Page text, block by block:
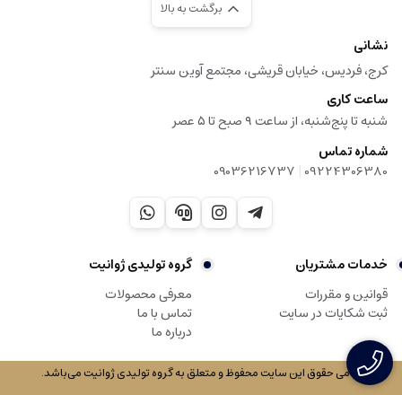
برگشت به بالا
نشانی
کرج، فردیس، خیابان قریشی، مجتمع آوین سنتر
ساعت کاری
شنبه تا پنج‌شنبه، از ساعت ۹ صبح تا ۵ عصر
شماره تماس
09224306380
|
09036216737
خدمات مشتریان
قوانین و مقررات
ثبت شکایات در سایت
گروه تولیدی ژوانیت
معرفی محصولات
تماس با ما
درباره ما
© تمامی حقوق این سایت محفوظ و متعلق به گروه تولیدی ژوانیت می‌باشد.